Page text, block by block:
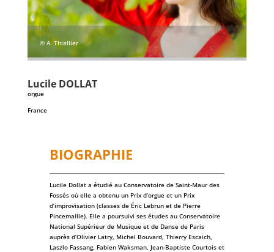
© A. Thiallier
Lucile DOLLAT
orgue
France
BIOGRAPHIE
Lucile Dollat a étudié au Conservatoire de Saint-Maur des
Fossés où elle a obtenu un Prix d’orgue et un Prix
d’improvisation (classes de Éric Lebrun et de Pierre
Pincemaille). Elle a poursuivi ses études au Conservatoire
National Supérieur de Musique et de Danse de Paris
auprès d’Olivier Latry, Michel Bouvard, Thierry Escaich,
Laszlo Fassang, Fabien Waksman, Jean-Baptiste Courtois et